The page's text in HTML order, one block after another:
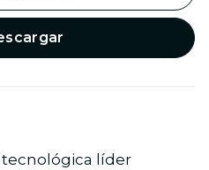
tecnológica líder